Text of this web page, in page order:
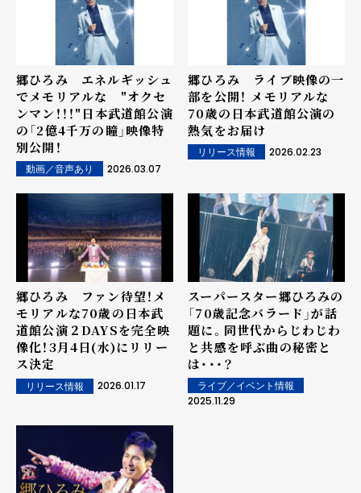
郷ひろみ エネルギッシュ
でメモリアルな "オクセ
ンマン！！！"日本武道館公演
の「2億4千万の瞳」映像特
別公開！
動画／音声あり 2026.03.07
郷ひろみ ライブ映像の一
部を公開！ メモリアルな
70歳の日本武道館公演の
熱気をお届け
リリース情報 2026.02.23
郷ひろみ ファン待望！メ
モリアルな70歳の日本武
道館公演２DAYSを完全映
像化！3月4日(水)にリリー
ス決定
リリース情報 2026.01.17
スーパースター郷ひろみの
「70歳記念バラード」が話
題に。同世代からじわじわ
と共感を呼ぶ曲の秘密と
は・・・？
ライブ／イベント情報
2025.11.29